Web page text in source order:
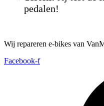
pedalen!
Wij repareren e-bikes van
Facebook-f